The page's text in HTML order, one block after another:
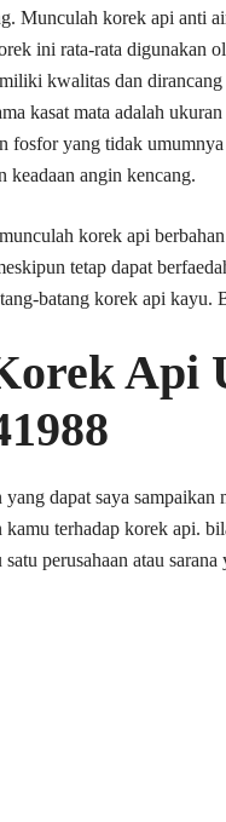
Munculah korek api anti
ini rata-rata digunakan
kwalitas dan
kasat mata adalah
fosfor yang tidak
keadaan angin kencang.
korek api
tetap dapat
batang korek api
Api
dapat saya
terhadap korek api.
perusahaan atau